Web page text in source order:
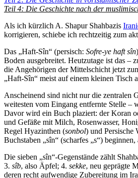
Teil 4: Die Geschichte nach der
Als ich kürzlich A. Shapur Shahbazis
korrigieren, schiebe ich rechtzeitig zum
Das „Haft-Sîn“ (persisch: Sofre-ye haft sîn
Boden ausgebreitet. Heutzutage ist das –
die Angehörigen der Mittelschicht jetzt
„Haft-Sîn“ meist auf einem kleinen Tisch
Anscheinend sind nicht nur die zentralen
weitesten vom Eingang entfernte Stelle
Davor wird ein Buch plaziert: der Koran
und Gefäße mit Milch, Rosenwasser,
Regel Hyazinthen (sonbol) und Persische
Buchstaben „sîn“ (scharfes „s“)
Die sieben „sîn“-Gegenstände zählt
3. sîb, also Äpfel; 4. sekke, neu geprägte
deren recht aufwendige Zubereitung im